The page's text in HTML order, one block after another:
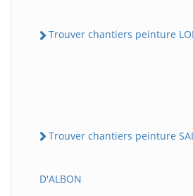
Trouver chantiers peinture
Trouver chantiers peinture
D'ALBON